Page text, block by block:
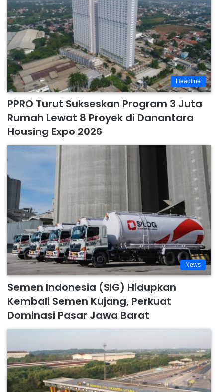
Headline
PPRO Turut Sukseskan Program 3 Juta
Rumah Lewat 8 Proyek di Danantara
Housing Expo 2026
News
Semen Indonesia (SIG) Hidupkan
Kembali Semen Kujang, Perkuat
Dominasi Pasar Jawa Barat